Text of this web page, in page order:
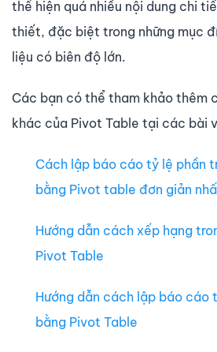
thể hiện quá nhiều nội dung chi
thiết, đặc biệt trong những mục
liệu có biên độ lớn.
Các bạn có thể tham khảo thêm
khác của Pivot Table tại các bài
Cách lập báo cáo tỷ lệ phần
bằng Pivot table đơn giản
Hướng dẫn cách xếp hạng
Pivot Table
Hướng dẫn cách lập báo cáo
bằng Pivot Table